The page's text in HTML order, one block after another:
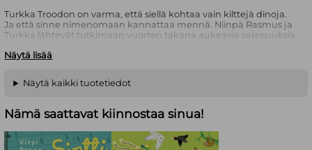
Turkka Troodon on varma, että siellä kohtaa vain kilttejä dinoja.
Ja että sinne nimenomaan kannattaa mennä. Niinpä Rasmus ja
Turkka lähtevät tutkimaan vuorten takana aukeavia salaisuuksia.
yllätyskäänne...
Sarjassa aikaisemmin ilmestyneet:
Hirmuliskojengi uimassa
Näytä lisää
Näytä kaikki tuotetiedot
Nämä saattavat kiinnostaa sinua!